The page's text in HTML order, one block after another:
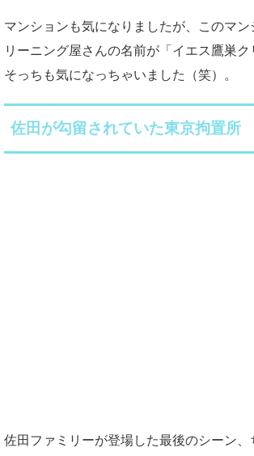
マンションも気になりましたが、このマン
リーニング屋さんの名前が「イエス鷹巣ク
そっちも気になっちゃいました（笑）。
佐田が勾留されていた東京拘置所
佐田ファミリーが登場した最後のシーン、